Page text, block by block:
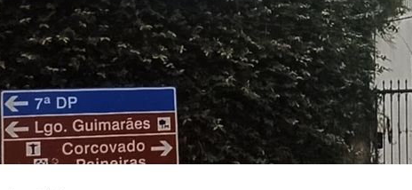
Botija Lendas Fotografia Marinha